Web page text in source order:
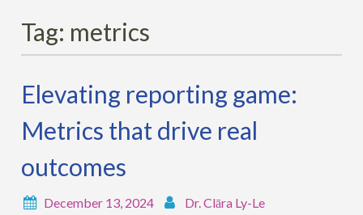
Tag: metrics
Elevating reporting game:
Metrics that drive real
outcomes
December 13, 2024 Dr. Clāra Ly-Le